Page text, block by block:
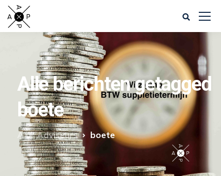
Alle berichten getagged
boete
AXP Adviseurs boete